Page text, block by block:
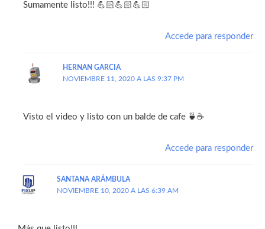
Sumamente listo!!! 💪🏻💪🏻💪🏻
Accede para responder
HERNAN GARCIA
NOVIEMBRE 11, 2020 A LAS 9:37 PM
Visto el video y listo con un balde de cafe 🍵☕
Accede para responder
SANTANA ARÁMBULA
NOVIEMBRE 10, 2020 A LAS 6:39 AM